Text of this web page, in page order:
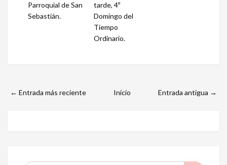
Parroquial de San
Sebastián.
tarde, 4º
Domingo del
Tiempo
Ordinario.
← Entrada más reciente Entrada antigua →
Inicio